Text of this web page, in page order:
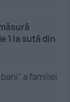
1 la sută din
a familiei